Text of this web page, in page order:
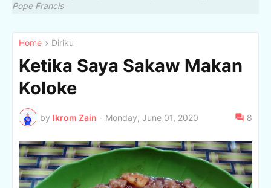
Pope Francis
Home Diriku
Ketika Saya Sakaw Makan
Koloke
by Ikrom Zain - Monday, June 01, 2020 8